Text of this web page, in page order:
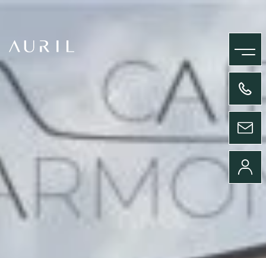
+33(0)4 58 09 05 00
ENVOYER UN MESSAGE
CONNEXION